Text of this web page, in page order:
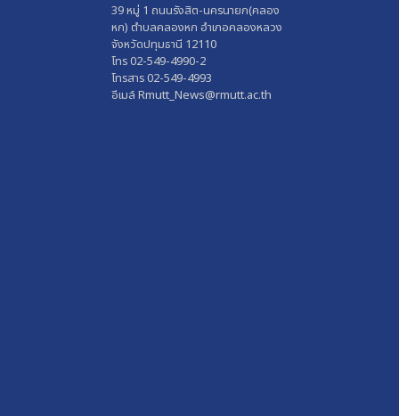
39 หมู่ 1 ถนนรังสิต-นครนายก(คลอง
หก) ตำบลคลองหก อำเภอคลองหลวง
จังหวัดปทุมธานี 12110
โทร 02-549-4990-2
โทรสาร 02-549-4993
อีเมล์ Rmutt_News@rmutt.ac.th